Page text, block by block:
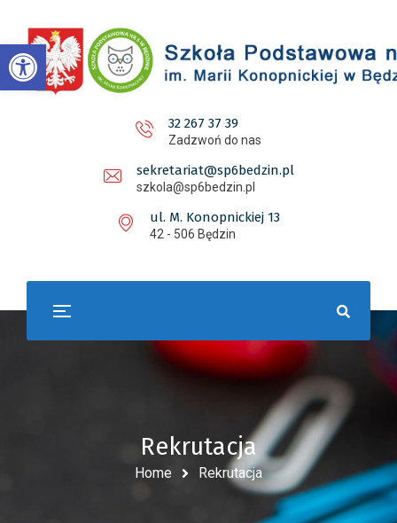
Otwórz pasek narzędzi
32 267 37 39
Zadzwoń do nas
sekretariat@sp6bedzin.pl
szkola@sp6bedzin.pl
ul. M. Konopnickiej 13
42 - 506 Będzin
Rekrutacja
Home Rekrutacja